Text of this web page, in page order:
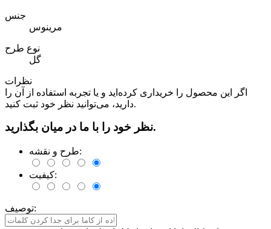
جنس
مرینوس
نوع طرح
گل
نظرات
اگر این محصول را خریداری کرده‌اید و یا تجربه استفاده از آن را
دارید، می‌توانید نظر خود ثبت کنید.
نظر خود را با ما در میان بگذارید.
طرح و نقشه:
کیفیت:
توصیف: